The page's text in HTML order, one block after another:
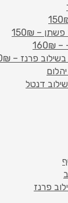
– 100₪